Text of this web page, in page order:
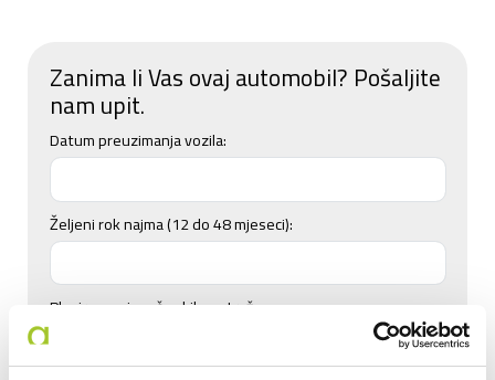
Zanima li Vas ovaj automobil? Pošaljite
nam upit.
Datum preuzimanja vozila:
Željeni rok najma (12 do 48 mjeseci):
Planirana mjesečna kilometraža:
do 2.000 km